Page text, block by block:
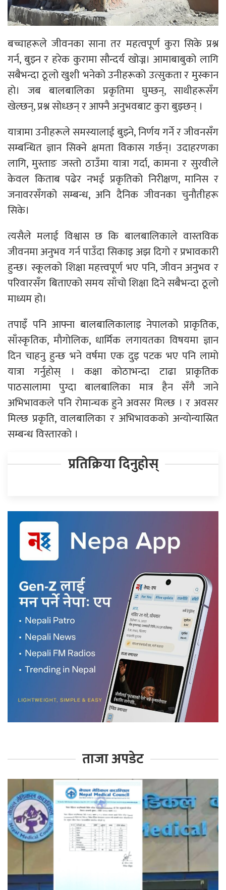
बच्चाहरूले जीवनका साना तर महत्वपूर्ण कुरा सिके प्रश्न
गर्न, बुझ्न र हरेक कुरामा सौन्दर्य खोज्न। आमाबाबुको लागि
सबैभन्दा ठूलो खुशी भनेको उनीहरूको उत्सुकता र मुस्कान
हो। जब बालबालिका प्रकृतिमा घुम्छन्, साथीहरूसँग
खेल्छन्, प्रश्न सोध्छन् र आफ्नै अनुभवबाट कुरा बुझ्छन् ।
यात्रामा उनीहरूले समस्यालाई बुझ्ने, निर्णय गर्ने र जीवनसँग
सम्बन्धित ज्ञान सिक्ने क्षमता विकास गर्छन्। उदाहरणका
लागि, मुस्ताङ जस्तो ठाउँमा यात्रा गर्दा, कामना र सुरवीले
केवल किताब पढेर नभई प्रकृतिको निरीक्षण, मानिस र
जनावरसँगको सम्बन्ध, अनि दैनिक जीवनका चुनौतीहरू
सिके।
त्यसैले मलाई विश्वास छ कि बालबालिकाले वास्तविक
जीवनमा अनुभव गर्न पाउँदा सिकाइ अझ दिगो र प्रभावकारी
हुन्छ। स्कूलको शिक्षा महत्त्वपूर्ण भए पनि, जीवन अनुभव र
परिवारसँग बिताएको समय साँचो शिक्षा दिने सबैभन्दा ठूलो
माध्यम हो।
तपाइँ पनि आफ्ना बालबालिकालाइ नेपालकाे प्राकृतिक,
साँस्कृतिक, माैगाेलिक, धार्मिक लगायतका विषयमा ज्ञान
दिन चाहनु हुन्छ भने वर्षमा एक दुइ पटक भए पनि लामाे
यात्रा गर्नुहाेस् । कक्षा काेठाभन्दा टाढा प्राकृतिक
पाठसालामा पुग्दा बालबालिका मात्र हैन सँगै जाने
अभिभावकले पनि राेमान्चक हुने अवसर मिल्छ । र अवसर
मिल्छ प्रकृति, वालबालिका र अभिभावककाे अन्याेन्यास्रित
सम्बन्ध विस्तारकाे ।
प्रतिक्रिया दिनुहोस्
ताजा अपडेट